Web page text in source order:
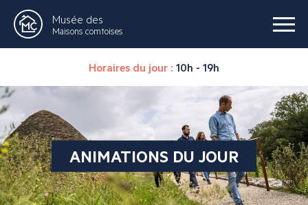
Musée des
Maisons comtoises
Horaires du jour : 10h - 19h
ANIMATIONS DU JOUR